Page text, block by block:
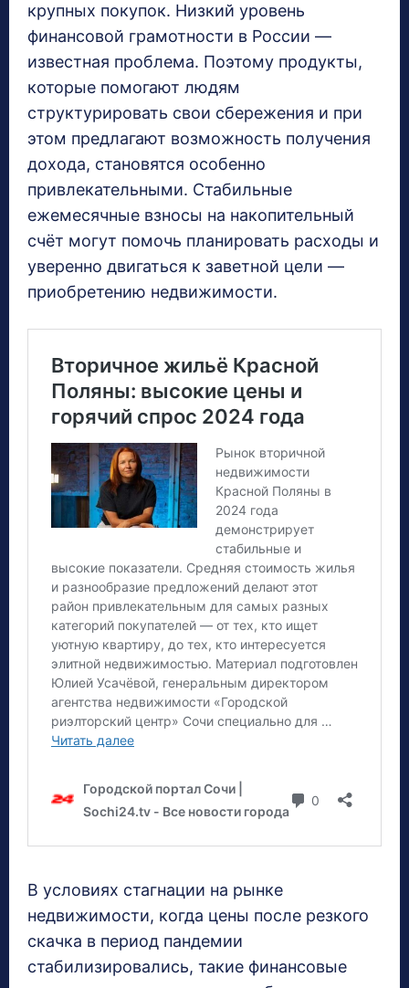
крупных покупок. Низкий уровень
финансовой грамотности в России —
известная проблема. Поэтому продукты,
которые помогают людям
структурировать свои сбережения и при
этом предлагают возможность получения
дохода, становятся особенно
привлекательными. Стабильные
ежемесячные взносы на накопительный
счёт могут помочь планировать расходы и
уверенно двигаться к заветной цели —
приобретению недвижимости.
В условиях стагнации на рынке
недвижимости, когда цены после резкого
скачка в период пандемии
стабилизировались, такие финансовые